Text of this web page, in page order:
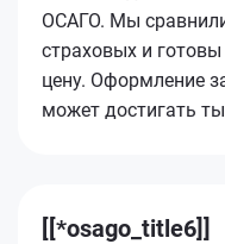
ОСАГО. Мы
страховых и
цену. Оформление
может достигать
[[*osago_title6]]